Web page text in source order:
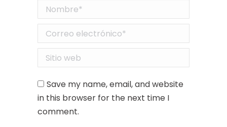
Nombre *
Correo electrónico *
Sitio web
Save my name, email, and website
in this browser for the next time I
comment.